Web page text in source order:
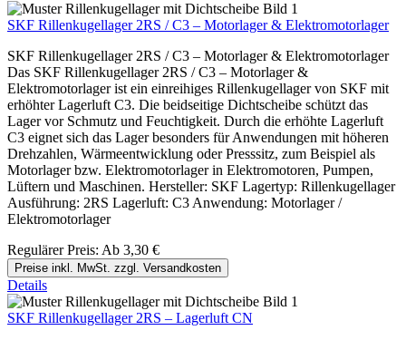
SKF Rillenkugellager 2RS / C3 – Motorlager & Elektromotorlager
SKF Rillenkugellager 2RS / C3 – Motorlager & Elektromotorlager
Das SKF Rillenkugellager 2RS / C3 – Motorlager &
Elektromotorlager ist ein einreihiges Rillenkugellager von SKF mit
erhöhter Lagerluft C3. Die beidseitige Dichtscheibe schützt das
Lager vor Schmutz und Feuchtigkeit. Durch die erhöhte Lagerluft
C3 eignet sich das Lager besonders für Anwendungen mit höheren
Drehzahlen, Wärmeentwicklung oder Presssitz, zum Beispiel als
Motorlager bzw. Elektromotorlager in Elektromotoren, Pumpen,
Lüftern und Maschinen. Hersteller: SKF Lagertyp: Rillenkugellager
Ausführung: 2RS Lagerluft: C3 Anwendung: Motorlager /
Elektromotorlager
Regulärer Preis: Ab 3,30 €
Preise inkl. MwSt. zzgl. Versandkosten
Details
SKF Rillenkugellager 2RS – Lagerluft CN